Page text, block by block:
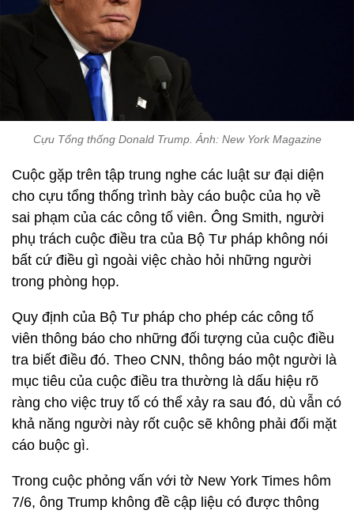
Cựu Tổng thống Donald Trump. Ảnh: New York Magazine
Cuộc gặp trên tập trung nghe các luật sư đại diện
cho cựu tổng thống trình bày cáo buộc của họ về
sai phạm của các công tố viên. Ông Smith, người
phụ trách cuộc điều tra của Bộ Tư pháp không nói
bất cứ điều gì ngoài việc chào hỏi những người
trong phòng họp.
Quy định của Bộ Tư pháp cho phép các công tố
viên thông báo cho những đối tượng của cuộc điều
tra biết điều đó. Theo CNN, thông báo một người là
mục tiêu của cuộc điều tra thường là dấu hiệu rõ
ràng cho việc truy tố có thể xảy ra sau đó, dù vẫn có
khả năng người này rốt cuộc sẽ không phải đối mặt
cáo buộc gì.
Trong cuộc phỏng vấn với tờ New York Times hôm
7/6, ông Trump không đề cập liệu có được thông